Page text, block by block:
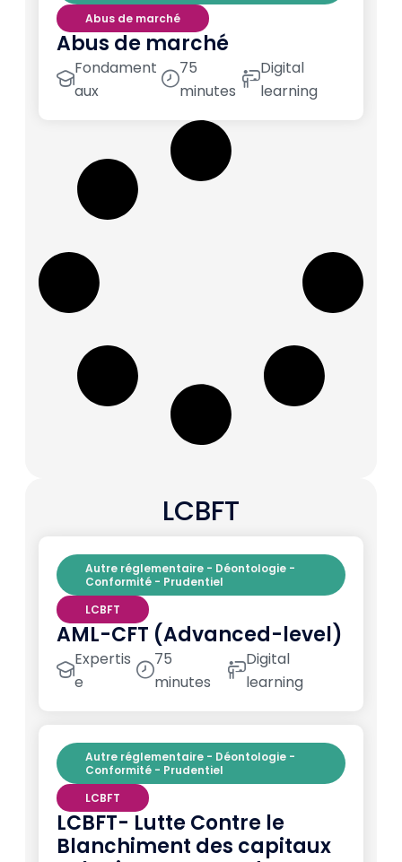
Abus de marché
Abus de marché
Fondament
aux
75
minutes
Digital
learning
LCBFT
Autre réglementaire - Déontologie -
Conformité - Prudentiel
LCBFT
AML-CFT (Advanced-level)
Expertis
e
75
minutes
Digital
learning
Autre réglementaire - Déontologie -
Conformité - Prudentiel
LCBFT
LCBFT- Lutte Contre le
Blanchiment des capitaux